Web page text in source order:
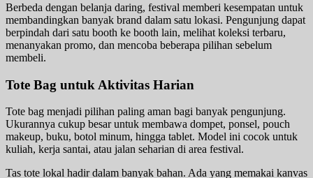
Berbeda dengan belanja daring, festival memberi kesempatan untuk
membandingkan banyak brand dalam satu lokasi. Pengunjung dapat
berpindah dari satu booth ke booth lain, melihat koleksi terbaru,
menanyakan promo, dan mencoba beberapa pilihan sebelum
membeli.
Tote Bag untuk Aktivitas Harian
Tote bag menjadi pilihan paling aman bagi banyak pengunjung.
Ukurannya cukup besar untuk membawa dompet, ponsel, pouch
makeup, buku, botol minum, hingga tablet. Model ini cocok untuk
kuliah, kerja santai, atau jalan seharian di area festival.
Tas tote lokal hadir dalam banyak bahan. Ada yang memakai kanvas